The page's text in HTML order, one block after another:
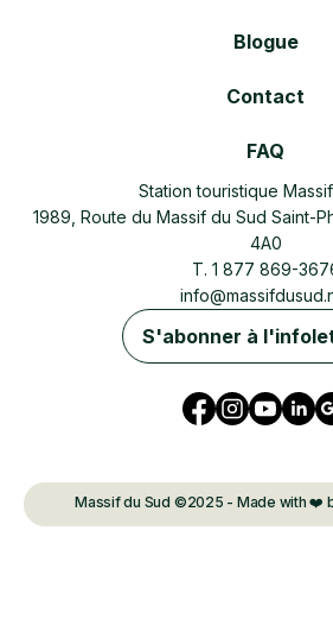
Blogue
Contact
FAQ
Station touristique
1989, Route du Massif du Sud Saint-
4A0
T. 1 877 869-
S'abonner à
Massif du Sud ©2025 - Made with ❤️